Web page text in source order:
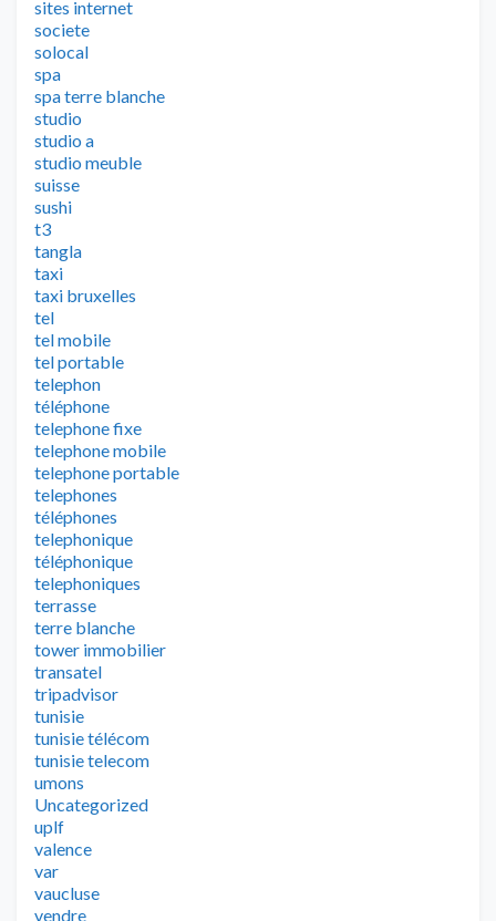
sites internet
societe
solocal
spa
spa terre blanche
studio
studio a
studio meuble
suisse
sushi
t3
tangla
taxi
taxi bruxelles
tel
tel mobile
tel portable
telephon
téléphone
telephone fixe
telephone mobile
telephone portable
telephones
téléphones
telephonique
téléphonique
telephoniques
terrasse
terre blanche
tower immobilier
transatel
tripadvisor
tunisie
tunisie télécom
tunisie telecom
umons
Uncategorized
uplf
valence
var
vaucluse
vendre